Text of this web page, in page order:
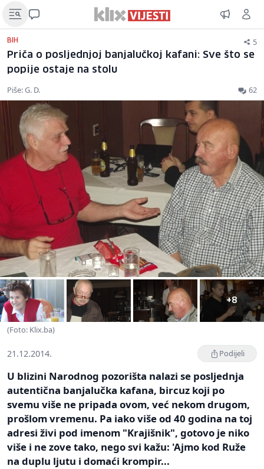
BIH 5
Priča o posljednjoj banjalučkoj kafani: Sve što se
popije ostaje na stolu
Piše: G. D. 62
+8
(Foto: Klix.ba)
21.12.2014. Podijeli
U blizini Narodnog pozorišta nalazi se posljednja
autentična banjalučka kafana, bircuz koji po
svemu više ne pripada ovom, već nekom drugom,
prošlom vremenu. Pa iako više od 40 godina na toj
adresi živi pod imenom "Krajišnik", gotovo je niko
više i ne zove tako, nego svi kažu: 'Ajmo kod Ruže
na duplu ljutu i domaći krompir...